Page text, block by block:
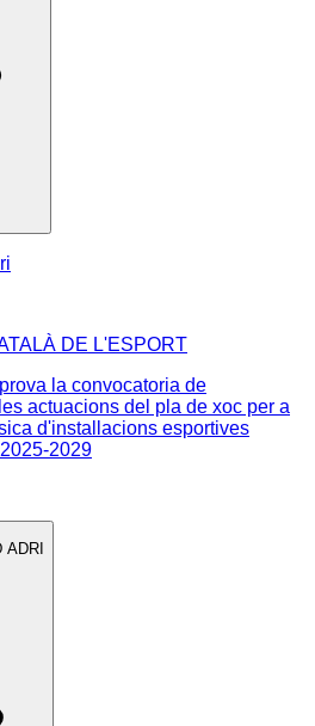
DE L'ESPORT
la convocatoria de
actuacions del pla de xoc per a
d'installacions esportives
2029